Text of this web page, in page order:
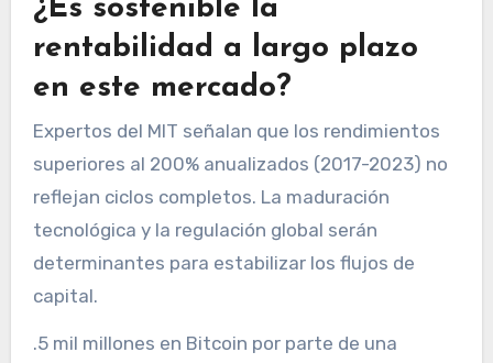
¿Es sostenible la
rentabilidad a largo plazo
en este mercado?
Expertos del MIT señalan que los rendimientos
superiores al 200% anualizados (2017-2023) no
reflejan ciclos completos. La maduración
tecnológica y la regulación global serán
determinantes para estabilizar los flujos de
capital.
.5 mil millones en Bitcoin por parte de una